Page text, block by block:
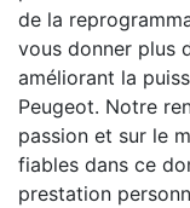
de la
vous donner plus
améliorant la
Peugeot. Notre
passion et sur le
fiables dans ce
prestation